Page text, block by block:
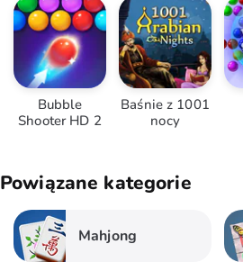
Bubble
Shooter HD 2
Baśnie z 1001
nocy
Powiązane kategorie
Mahjong